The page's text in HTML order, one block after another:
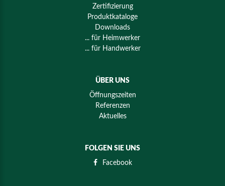
Zertifizierung
Produktkataloge
Downloads
... für Heimwerker
... für Handwerker
ÜBER UNS
Öffnungszeiten
Referenzen
Aktuelles
FOLGEN SIE UNS
Facebook